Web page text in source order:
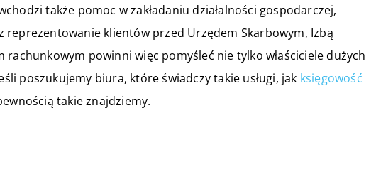
także pomoc w zakładaniu działalności gospodarczej,
reprezentowanie klientów przed Urzędem Skarbowym, Izbą
rachunkowym powinni więc pomyśleć nie tylko właściciele dużych
poszukujemy biura, które świadczy takie usługi, jak księgowość
takie znajdziemy.